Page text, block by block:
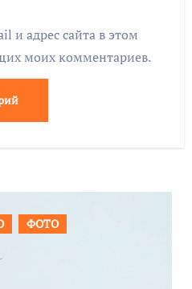
и адрес сайта в этом
моих комментариев.